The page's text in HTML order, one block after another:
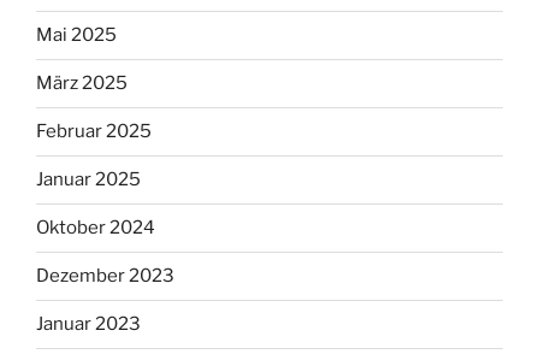
Mai 2025
März 2025
Februar 2025
Januar 2025
Oktober 2024
Dezember 2023
Januar 2023